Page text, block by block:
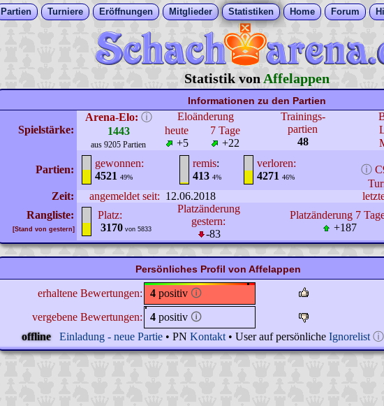
Partien Turniere Eröffnungen Mitglieder Statistiken Home Forum
Statistik von Affelappen
Informationen zu den Partien
Spielstärke:
Arena-Elo: ⓘ
1443
aus 9205 Partien
Eloänderung
Trainings-
partien
48
heute
+5
7 Tage
+22
Partien:
gewonnen:
4521 49%
remis:
413 4%
verloren:
4271 46%
ⓘ
Zeit: angemeldet seit: 12.06.2018
Rangliste:
[Stand von gestern]
Platz:
3170 von 5833
Platzänderung
gestern:
-83
Platzänderung 7
+187
Persönliches Profil von Affelappen
erhaltene Bewertungen: 4 positiv 🛈
vergebene Bewertungen:
4 positiv 🛈
offline
Einladung - neue Partie • PN Kontakt • User auf persönliche Ignorelist ⓘ